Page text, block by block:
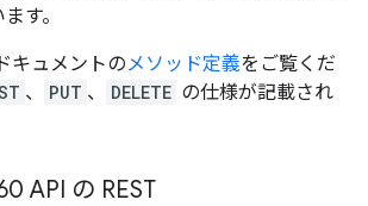
す。
キュメントのメソッド定義をご覧くだ
、 PUT 、 DELETE の仕様が記載され
API の REST